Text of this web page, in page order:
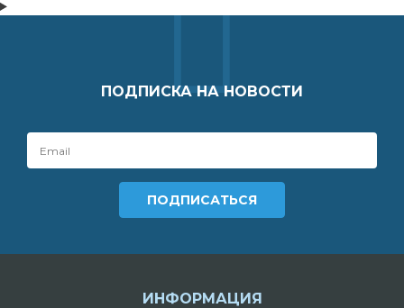
ПОДПИСКА НА НОВОСТИ
ИНФОРМАЦИЯ